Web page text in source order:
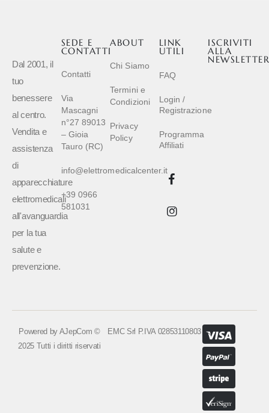
Dal 2001, il
tuo
benessere
al centro.
Vendita e
assistenza
di
apparecchiature
elettromedicali
all'avanguardia
per la tua
salute e
prevenzione.
LINK
UTILI
FAQ
Login /
Registrazione
Programma
Affiliati
ABOUT
Chi Siamo
Termini e
Condizioni
Privacy
Policy
SEDE E
CONTATTI
Contatti
Via
Mascagni
n°27 89013
– Gioia
Tauro (RC)
info@elettromedicalcenter.it
+39 0966
581031
ISCRIVITI
ALLA
Powered by AJepCom ©
2025 Tutti i diritti riservati
EMC Srl P.IVA 02853110803